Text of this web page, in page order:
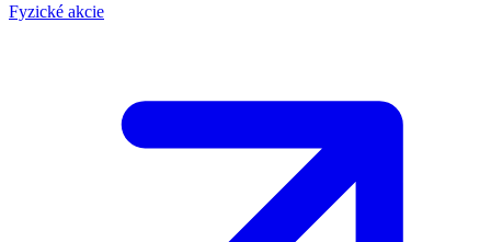
Fyzické akcie